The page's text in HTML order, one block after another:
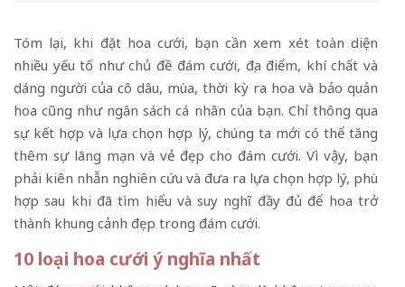
Tóm lại, khi đặt hoa cưới, bạn cần xem xét toàn diện
nhiều yếu tố như chủ đề đám cưới, địa điểm, khí chất và
dáng người của cô dâu, mùa, thời kỳ ra hoa và bảo quản
hoa cũng như ngân sách cá nhân của bạn. Chỉ thông qua
sự kết hợp và lựa chọn hợp lý, chúng ta mới có thể tăng
thêm sự lãng mạn và vẻ đẹp cho đám cưới. Vì vậy, bạn
phải kiên nhẫn nghiên cứu và đưa ra lựa chọn hợp lý, phù
hợp sau khi đã tìm hiểu và suy nghĩ đầy đủ để hoa trở
thành khung cảnh đẹp trong đám cưới.
10 loại hoa cưới ý nghĩa nhất